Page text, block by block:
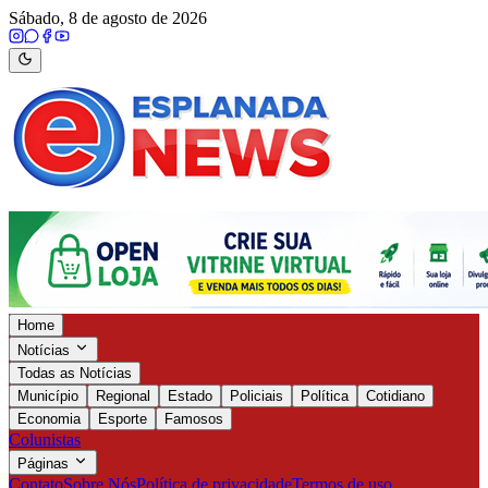
Sábado, 8 de agosto de 2026
Home
Notícias
Todas as Notícias
Município
Regional Estado Policiais Política
Cotidiano
Economia
Esporte Famosos
Colunistas
Páginas
ContatoSobre NósPolítica de privacidadeTermos de uso